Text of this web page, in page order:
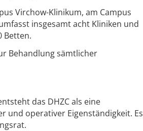
Virchow-Klinikum, am Campus
insgesamt acht Kliniken und
Betten.
Behandlung sämtlicher
das DHZC als eine
und operativer Eigenständigkeit. Es